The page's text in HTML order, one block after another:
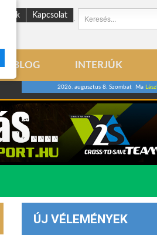
Kapcsolat
BLOG INTERJÚK
2026. augusztus 8. Szombat Ma
ÚJ VÉLEMÉNYEK